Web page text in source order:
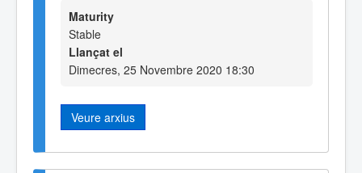
Maturity
Stable
Llançat el
Dimecres, 25 Novembre 2020 18:30
Veure arxius